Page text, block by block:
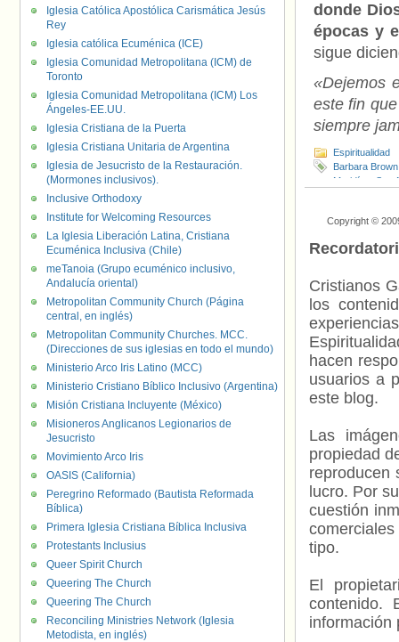
donde
épocas y
sigue
«Dejemos
este fin
siempre
Espiritualidad
Barbara Brown
Maridíaz
San
Copyright ©
Cristianos
los
hacen
usuarios a
este blog.
Las
propiedad
reproducen
lucro. Por
cuestión
tipo.
El
contenido.
información
Iglesia Católica Apostólica Carismática Jesús
Rey
Iglesia católica Ecuménica (ICE)
Iglesia Comunidad Metropolitana (ICM) de
Toronto
Iglesia Comunidad Metropolitana (ICM) Los
Ángeles-EE.UU.
Iglesia Cristiana de la Puerta
Iglesia Cristiana Unitaria de Argentina
Iglesia de Jesucristo de la Restauración.
(Mormones inclusivos).
Inclusive Orthodoxy
Institute for Welcoming Resources
La Iglesia Liberación Latina, Cristiana
Ecuménica Inclusiva (Chile)
meTanoia (Grupo ecuménico inclusivo,
Andalucía oriental)
Metropolitan Community Church (Página
central, en inglés)
Metropolitan Community Churches. MCC.
(Direcciones de sus iglesias en todo el mundo)
Ministerio Arco Iris Latino (MCC)
Ministerio Cristiano Bíblico Inclusivo (Argentina)
Misión Cristiana Incluyente (México)
Misioneros Anglicanos Legionarios de
Jesucristo
Movimiento Arco Iris
OASIS (California)
Peregrino Reformado (Bautista Reformada
Bíblica)
Primera Iglesia Cristiana Bíblica Inclusiva
Protestants Inclusius
Queer Spirit Church
Queering The Church
Queering The Church
Reconciling Ministries Network (Iglesia
Metodista, en inglés)